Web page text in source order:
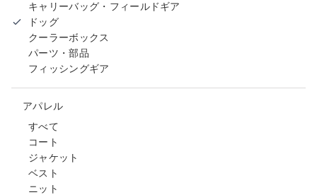
キャリーバッグ・フィールドギア
ドッグ
クーラーボックス
パーツ・部品
フィッシングギア
アパレル
すべて
コート
ジャケット
ベスト
ニット